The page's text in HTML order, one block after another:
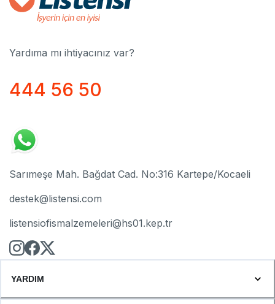
Yardıma mı ihtiyacınız var?
444 56 50
Sarımeşe Mah. Bağdat Cad. No:316 Kartepe/Kocaeli
destek@listensi.com
listensiofismalzemeleri@hs01.kep.tr
YARDIM